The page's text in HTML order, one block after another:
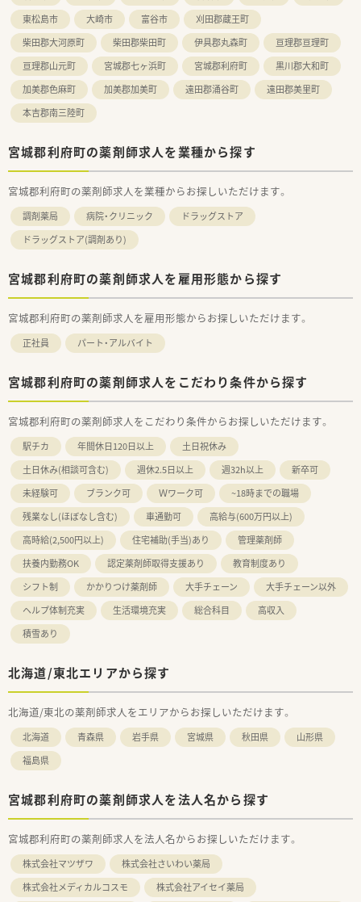
東松島市
大崎市 富谷市
刈田郡蔵王町
柴田郡大河原町
柴田郡柴田町 伊具郡丸森町
亘理郡亘理町
亘理郡山元町
宮城郡七ヶ浜町 宮城郡利府町
黒川郡大和町
加美郡色麻町
加美郡加美町 遠田郡涌谷町
遠田郡美里町
本吉郡南三陸町
宮城郡利府町の薬剤師求人を業種から探す
宮城郡利府町の薬剤師求人を業種からお探しいただけます。
調剤薬局 病院・クリニック
ドラッグストア
ドラッグストア(調剤あり)
宮城郡利府町の薬剤師求人を雇用形態から探す
宮城郡利府町の薬剤師求人を雇用形態からお探しいただけます。
正社員 パート・アルバイト
宮城郡利府町の薬剤師求人をこだわり条件から探す
宮城郡利府町の薬剤師求人をこだわり条件からお探しいただけます。
駅チカ 年間休日120日以上
土日祝休み
土日休み(相談可含む)
週休2.5日以上 週32h以上
新卒可
未経験可
ブランク可 Ｗワーク可
~18時までの職場
残業なし(ほぼなし含む)
車通勤可
高給与(600万円以上)
高時給(2,500円以上)
住宅補助(手当)あり
管理薬剤師
扶養内勤務OK
認定薬剤師取得支援あり
教育制度あり
シフト制
かかりつけ薬剤師 大手チェーン
大手チェーン以外
ヘルプ体制充実
生活環境充実 総合科目
高収入
積雪あり
北海道/東北エリアから探す
北海道/東北の薬剤師求人をエリアからお探しいただけます。
北海道 青森県 岩手県 宮城県 秋田県
山形県
福島県
宮城郡利府町の薬剤師求人を法人名から探す
宮城郡利府町の薬剤師求人を法人名からお探しいただけます。
株式会社マツザワ
株式会社さいわい薬局
株式会社メディカルコスモ
株式会社アイセイ薬局